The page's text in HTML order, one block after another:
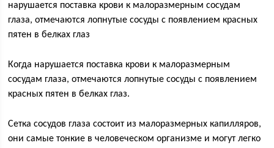
нарушается поставка крови к малоразмерным сосудам
глаза, отмечаются лопнутые сосуды с появлением красных
пятен в белках глаз
Когда нарушается поставка крови к малоразмерным
сосудам глаза, отмечаются лопнутые сосуды с появлением
красных пятен в белках глаз.
Сетка сосудов глаза состоит из малоразмерных капилляров,
они самые тонкие в человеческом организме и могут легко